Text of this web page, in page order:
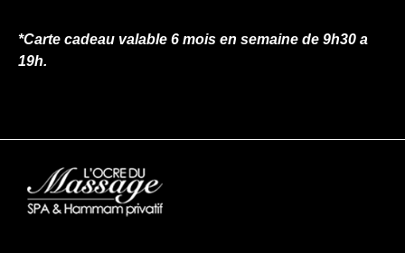
*Carte cadeau valable 6 mois en semaine de 9h30 a
19h.